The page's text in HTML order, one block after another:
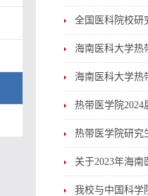
全国医科院校研
海南医科大学热
海南医科大学
热带医学院
热带医学院研究
关于2023年海
我校与中国科学